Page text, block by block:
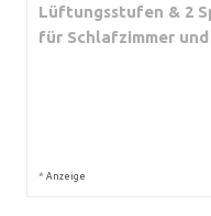
Lüftungsstufen & 2
für Schlafzimmer
* Anzeige